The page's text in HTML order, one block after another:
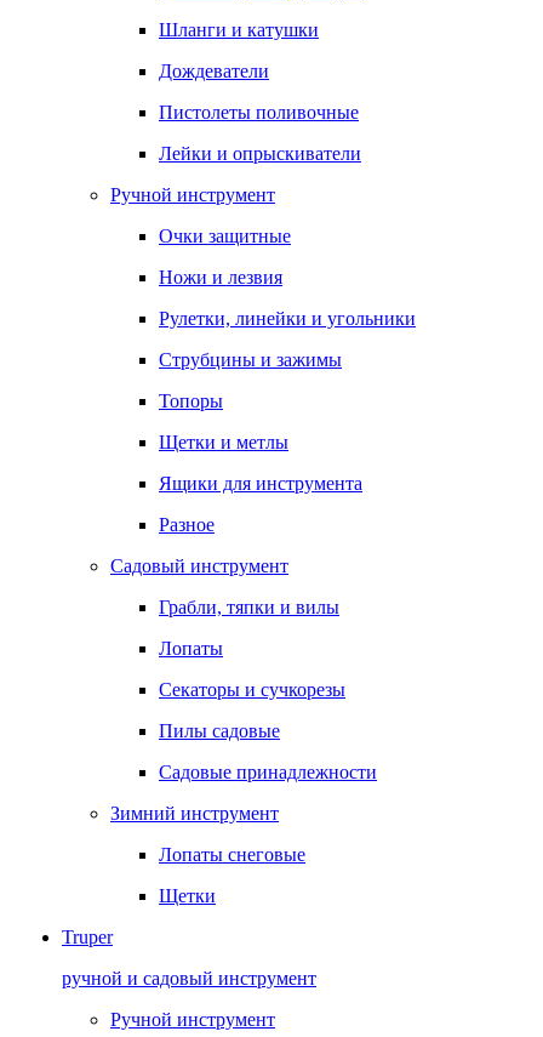
Шланги и катушки
Дождеватели
Пистолеты поливочные
Лейки и опрыскиватели
Ручной инструмент
Очки защитные
Ножи и лезвия
Рулетки, линейки и угольники
Струбцины и зажимы
Топоры
Щетки и метлы
Ящики для инструмента
Разное
Садовый инструмент
Грабли, тяпки и вилы
Лопаты
Секаторы и сучкорезы
Пилы садовые
Садовые принадлежности
Зимний инструмент
Лопаты снеговые
Щетки
Truper
ручной и садовый инструмент
Ручной инструмент